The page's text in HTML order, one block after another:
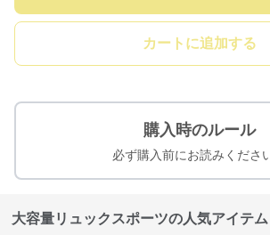
カートに追加する
購入時のルール
必ず購入前にお読みくださ
大容量リュックスポーツの人気アイテム